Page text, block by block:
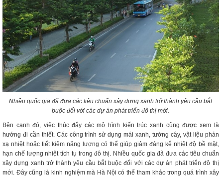
Nhiều quốc gia đã đưa các tiêu chuẩn xây dựng xanh trở thành yêu cầu bắt
buộc đối với các dự án phát triển đô thị mới.
Bên cạnh đó, việc thúc đẩy các mô hình kiến trúc xanh cũng được xem là
hướng đi cần thiết. Các công trình sử dụng mái xanh, tường cây, vật liệu phản
xạ nhiệt hoặc tiết kiệm năng lượng có thể giúp giảm đáng kể nhiệt độ bề mặt,
hạn chế lượng nhiệt tích tụ trong đô thị. Nhiều quốc gia đã đưa các tiêu chuẩn
xây dựng xanh trở thành yêu cầu bắt buộc đối với các dự án phát triển đô thị
mới. Đây cũng là kinh nghiệm mà Hà Nội có thể tham khảo trong quá trình xây